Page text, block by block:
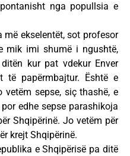
nga popullsia e
më ekselentët, sot profesor
mik imi shumë i ngushtë,
kur pat vdekur Enver
të papërmbajtur. Është e
vetëm sepse, siç thashë, e
edhe sepse parashikoja
Shqipërinë. Jo vetëm për
krejt Shqipërinë.
e Shqipërisë pa ditë